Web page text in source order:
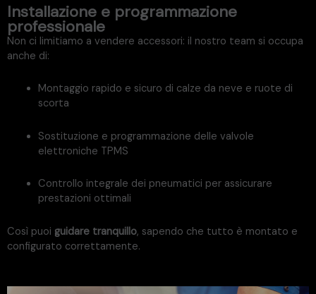
Installazione e programmazione
professionale
Non ci limitiamo a vendere accessori: il nostro team si occupa
anche di:
Montaggio rapido e sicuro di calze da neve e ruote di
scorta
Sostituzione e programmazione delle valvole
elettroniche TPMS
Controllo integrale dei pneumatici per assicurare
prestazioni ottimali
Così puoi guidare tranquillo, sapendo che tutto è montato e
configurato correttamente.